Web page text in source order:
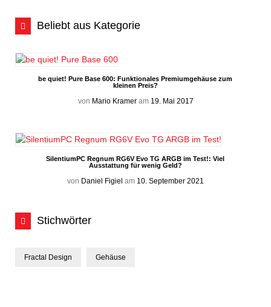
Beliebt aus Kategorie
be quiet! Pure Base 600: Funktionales Premiumgehäuse zum
kleinen Preis?
von Mario Krameram 19. Mai 2017
SilentiumPC Regnum RG6V Evo TG ARGB im Test!: Viel
Ausstattung für wenig Geld?
von Daniel Figiel am 10. September 2021
Stichwörter
Fractal Design Gehäuse